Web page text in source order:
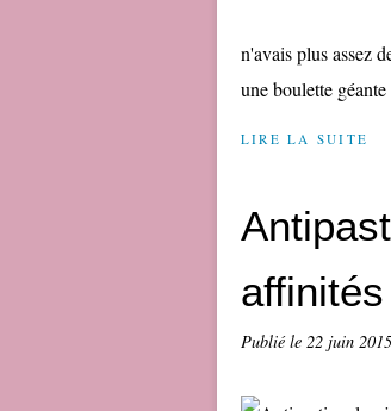
n'avais plus assez
une boulette
LIRE LA SUITE
affinités
Publié le 22 juin 2015